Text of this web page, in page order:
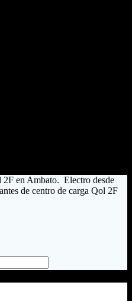
2F en Ambato. Electro desde
de centro de carga Qol 2F